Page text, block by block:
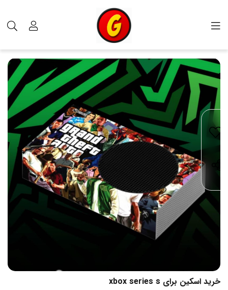
اسکین XBOX
خرید اسکین برای xbox series s